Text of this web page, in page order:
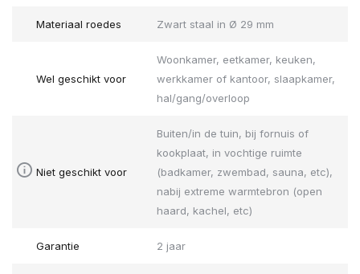
Materiaal roedes Zwart staal in Ø 29 mm
Wel geschikt voor
Woonkamer, eetkamer, keuken,
werkkamer of kantoor, slaapkamer,
hal/gang/overloop
Niet geschikt voor
Buiten/in de tuin, bij fornuis of
kookplaat, in vochtige ruimte
(badkamer, zwembad, sauna, etc),
nabij extreme warmtebron (open
haard, kachel, etc)
Garantie 2 jaar